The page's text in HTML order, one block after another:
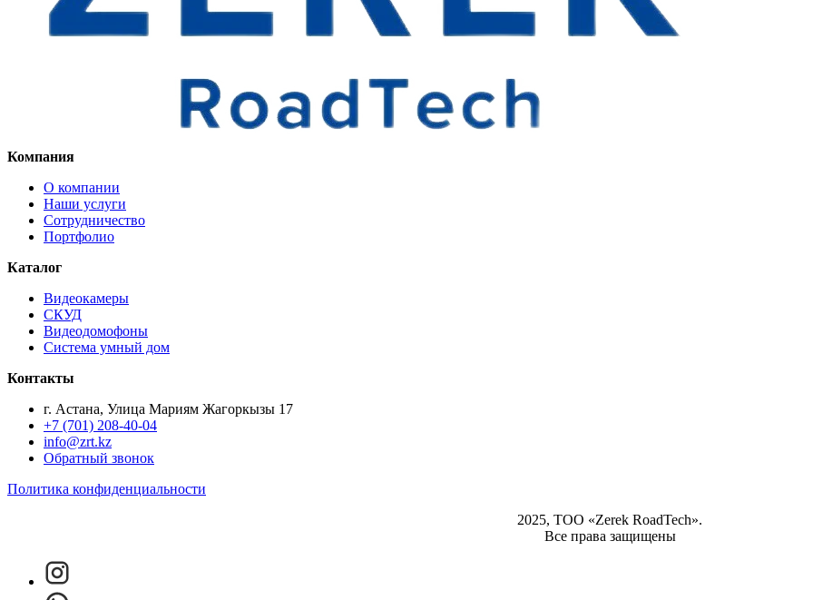
Компания
О компании
Наши услуги
Сотрудничество
Портфолио
Каталог
Видеокамеры
СКУД
Видеодомофоны
Система умный дом
Контакты
г. Астана, Улица Мариям Жагоркызы 17
+7 (701) 208-40-04
info@zrt.kz
Обратный звонок
Политика конфиденциальности
2025, ТОО «Zerek RoadTech».
Все права защищены